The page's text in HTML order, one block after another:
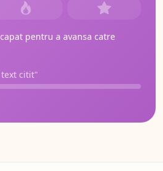
pentru a avansa catre
citit"